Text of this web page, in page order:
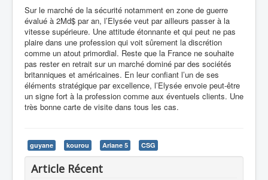
Sur le marché de la sécurité notamment en zone de guerre
évalué à 2Md$ par an, l’Elysée veut par ailleurs passer à la
vitesse supérieure. Une attitude étonnante et qui peut ne pas
plaire dans une profession qui voit sûrement la discrétion
comme un atout primordial. Reste que la France ne souhaite
pas rester en retrait sur un marché dominé par des sociétés
britanniques et américaines. En leur confiant l’un de ses
éléments stratégique par excellence, l’Elysée envoie peut-être
un signe fort à la profession comme aux éventuels clients. Une
très bonne carte de visite dans tous les cas.
guyane kourou Ariane 5 CSG
Article Récent